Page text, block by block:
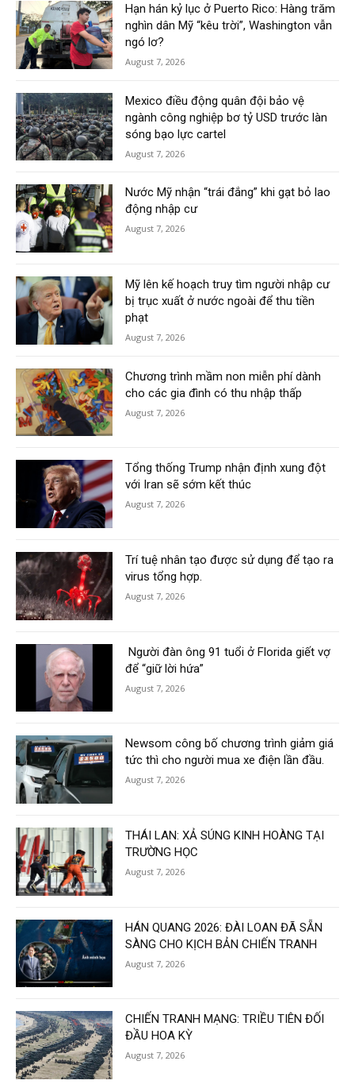
Hạn hán kỷ lục ở Puerto Rico: Hàng trăm
nghìn dân Mỹ “kêu trời”, Washington vẫn
ngó lơ?
August 7, 2026
Mexico điều động quân đội bảo vệ
ngành công nghiệp bơ tỷ USD trước làn
sóng bạo lực cartel
August 7, 2026
Nước Mỹ nhận “trái đắng” khi gạt bỏ lao
động nhập cư
August 7, 2026
Mỹ lên kế hoạch truy tìm người nhập cư
bị trục xuất ở nước ngoài để thu tiền
phạt
August 7, 2026
Chương trình mầm non miễn phí dành
cho các gia đình có thu nhập thấp
August 7, 2026
Tổng thống Trump nhận định xung đột
với Iran sẽ sớm kết thúc
August 7, 2026
Trí tuệ nhân tạo được sử dụng để tạo ra
virus tổng hợp.
August 7, 2026
Người đàn ông 91 tuổi ở Florida giết vợ
để “giữ lời hứa”
August 7, 2026
Newsom công bố chương trình giảm giá
tức thì cho người mua xe điện lần đầu.
August 7, 2026
THÁI LAN: XẢ SÚNG KINH HOÀNG TẠI
TRƯỜNG HỌC
August 7, 2026
HÁN QUANG 2026: ĐÀI LOAN ĐÃ SẴN
SÀNG CHO KỊCH BẢN CHIẾN TRANH
August 7, 2026
CHIẾN TRANH MẠNG: TRIỀU TIÊN ĐỐI
ĐẦU HOA KỲ
August 7, 2026